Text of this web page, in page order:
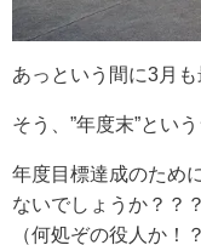
あっという間に3月
そう、”年度末”とい
年度目標達成のため
ないでしょうか？？？
（何処ぞの役人か！？